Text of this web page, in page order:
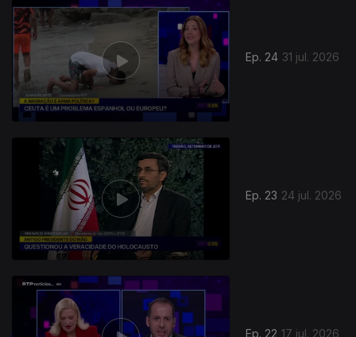
Ep. 24 31 jul. 2026
Ep. 23 24 jul. 2026
Ep. 22 17 jul. 2026